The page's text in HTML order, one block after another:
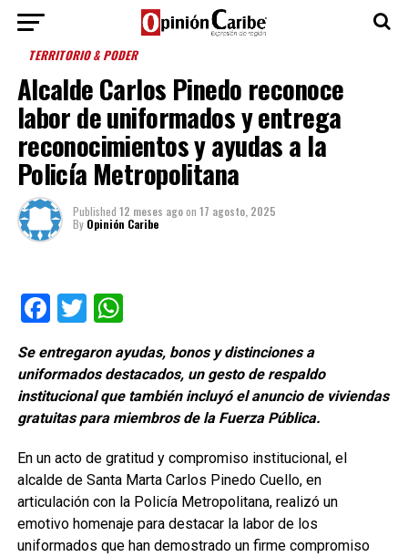
TERRITORIO & PODER
Alcalde Carlos Pinedo reconoce
labor de uniformados y entrega
reconocimientos y ayudas a la
Policía Metropolitana
Published 12 meses agoon 17 agosto, 2025
By Opinión Caribe
Facebook
TwitterWhatsApp
Se entregaron ayudas, bonos y distinciones a
uniformados destacados, un gesto de respaldo
institucional que también incluyó el anuncio de viviendas
gratuitas para miembros de la Fuerza Pública.
En un acto de gratitud y compromiso institucional, el
alcalde de Santa Marta Carlos Pinedo Cuello, en
articulación con la Policía Metropolitana, realizó un
emotivo homenaje para destacar la labor de los
uniformados que han demostrado un firme compromiso